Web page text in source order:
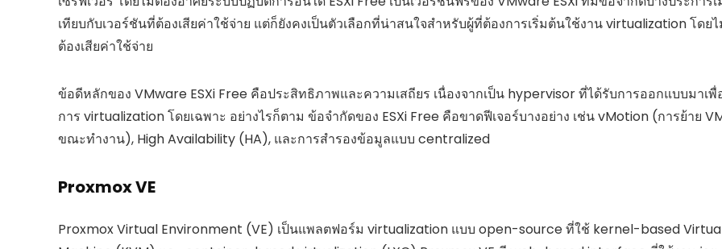
เทียบกับเวอร์ชันที่ต้องเสียค่าใช้จ่าย แต่ก็ยังคงเป็นตัวเลือกที่น่าสนใจสำหรับผู้ที่ต้องการเริ่มต้นใช้งาน virtualization โดย
ต้องเสียค่าใช้จ่าย
ข้อดีหลักของ VMware ESXi Free คือประสิทธิภาพและความเสถียร เนื่องจากเป็น hypervisor ที่ได้รับการออกแบบมาเพื่
การ virtualization โดยเฉพาะ อย่างไรก็ตาม ข้อจำกัดของ ESXi Free คือขาดฟีเจอร์บางอย่าง เช่น vMotion (การย้าย
ขณะทำงาน), High Availability (HA), และการสำรองข้อมูลแบบ centralized
Proxmox VE
Proxmox Virtual Environment (VE) เป็นแพลตฟอร์ม virtualization แบบ open-source ที่ใช้ kernel-based